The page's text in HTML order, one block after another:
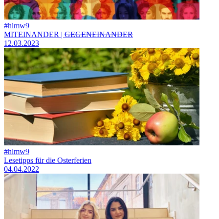
#hlmw9
MITEINANDER | GEGENEINANDER
12.03.2023
#hlmw9
Lesetipps für die Osterferien
04.04.2022